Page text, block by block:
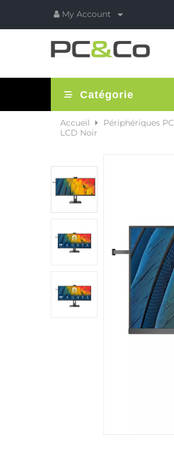
My Account 
Catégorie
Accueil Périphériques PC
LCD Noir